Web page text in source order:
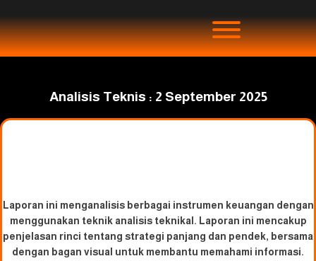
Analisis Teknis : 2 September 2025
Laporan ini menganalisis berbagai instrumen keuangan dengan
menggunakan teknik analisis teknikal. Laporan ini mencakup
penjelasan rinci tentang strategi panjang dan pendek, bersama
dengan bagan visual untuk membantu memahami informasi.